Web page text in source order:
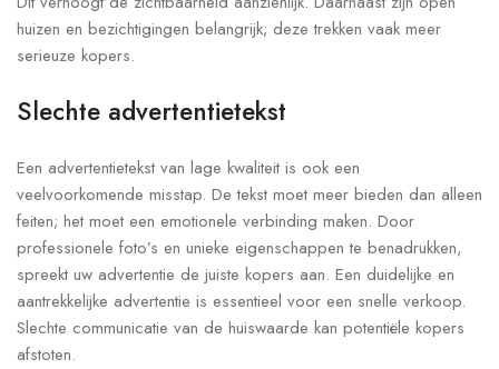
huizen en bezichtigingen belangrijk; deze trekken vaak meer
serieuze kopers.
Slechte advertentietekst
Een advertentietekst van lage kwaliteit is ook een
veelvoorkomende misstap. De tekst moet meer bieden dan alleen
feiten; het moet een emotionele verbinding maken. Door
professionele foto’s en unieke eigenschappen te benadrukken,
spreekt uw advertentie de juiste kopers aan. Een duidelijke en
aantrekkelijke advertentie is essentieel voor een snelle verkoop.
Slechte communicatie van de huiswaarde kan potentiële kopers
afstoten.